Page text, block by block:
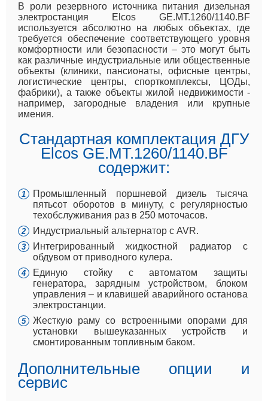
В роли резервного источника питания дизельная
электростанция Elcos GE.MT.1260/1140.BF
используется абсолютно на любых объектах, где
требуется обеспечение соответствующего уровня
комфортности или безопасности – это могут быть
как различные индустриальные или общественные
объекты (клиники, пансионаты, офисные центры,
логистические центры, спорткомплексы, ЦОДы,
фабрики), а также объекты жилой недвижимости -
например, загородные владения или крупные
имения.
Стандартная комплектация ДГУ
Elcos GE.MT.1260/1140.BF
содержит:
Промышленный поршневой дизель тысяча
пятьсот оборотов в минуту, с регулярностью
техобслуживания раз в 250 моточасов.
Индустриальный альтернатор с AVR.
Интегрированный жидкостной радиатор с
обдувом от приводного кулера.
Единую стойку с автоматом защиты
генератора, зарядным устройством, блоком
управления – и клавишей аварийного останова
электростанции.
Жесткую раму со встроенными опорами для
установки вышеуказанных устройств и
смонтированным топливным баком.
Дополнительные опции и
сервис